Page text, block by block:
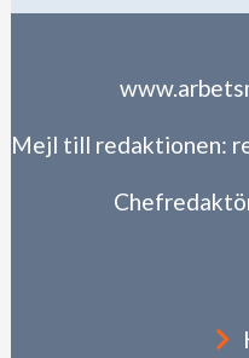
Mejl till redaktionen: